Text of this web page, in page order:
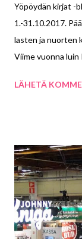
Yöpöydän kirjat -
1.-31.10.2017.
lasten ja nuorten
Viime vuonna luin
Ajattelin jatkaa
LÄHETÄ